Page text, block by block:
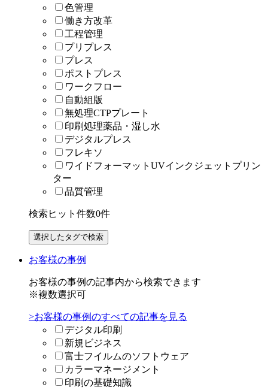
色管理
働き方改革
工程管理
プリプレス
プレス
ポストプレス
ワークフロー
自動組版
無処理CTPプレート
印刷処理薬品・湿し水
デジタルプレス
フレキソ
ワイドフォーマットUVインクジェットプリン
ター
品質管理
検索ヒット件数0件
お客様の事例
お客様の事例の記事内から検索できます
※複数選択可
>お客様の事例のすべての記事を見る
デジタル印刷
新規ビジネス
富士フイルムのソフトウェア
カラーマネージメント
印刷の基礎知識